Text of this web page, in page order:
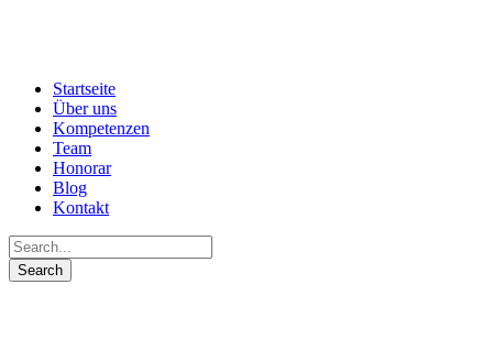
Startseite
Über uns
Kompetenzen
Team
Honorar
Blog
Kontakt